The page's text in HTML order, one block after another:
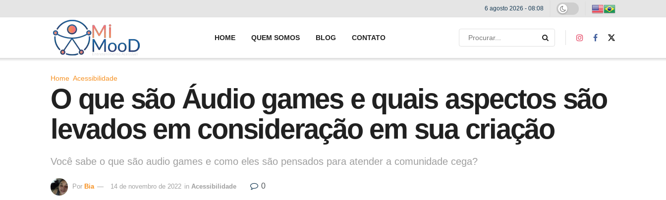
6 agosto 2026 - 08:08
HOME QUEM SOMOS BLOG CONTATO
Home Acessibilidade
O que são Áudio games e quais aspectos são
levados em consideração em sua criação
Você sabe o que são audio games e como eles são pensados para atender a comunidade cega?
Por Bia 14 de novembro de 2022 in Acessibilidade 0